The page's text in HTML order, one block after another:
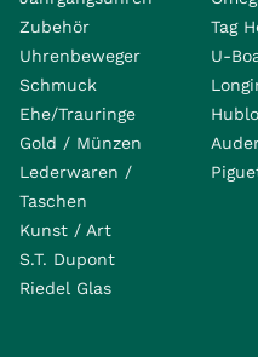
Zubehör
Uhrenbeweger
Schmuck
Ehe/Trauringe
Gold / Münzen
Lederwaren /
Taschen
Kunst / Art
S.T. Dupont
Riedel Glas
Tag
U-